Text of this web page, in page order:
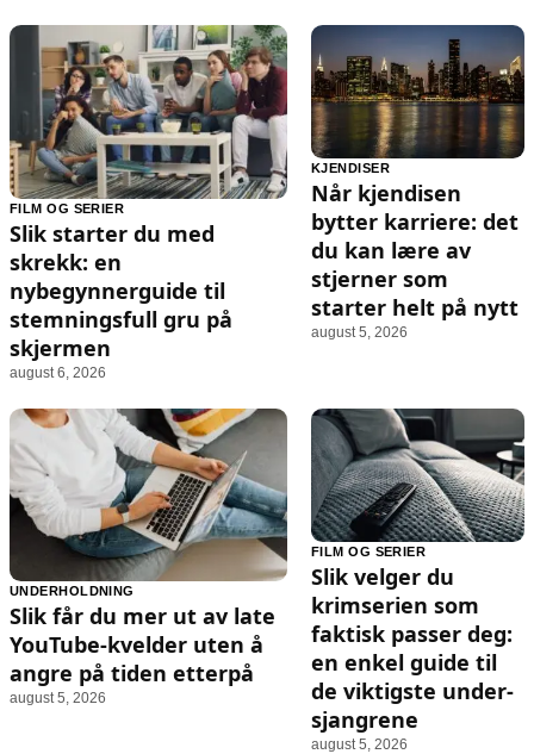
FILM OG SERIER
Slik starter du med
skrekk: en
nybegynnerguide til
stemningsfull gru på
skjermen
august 6, 2026
KJENDISER
Når kjendisen
bytter karriere: det
du kan lære av
stjerner som
starter helt på nytt
august 5, 2026
UNDERHOLDNING
Slik får du mer ut av late
YouTube-kvelder uten å
angre på tiden etterpå
august 5, 2026
FILM OG SERIER
Slik velger du
krimserien som
faktisk passer deg:
en enkel guide til
de viktigste under-
sjangrene
august 5, 2026